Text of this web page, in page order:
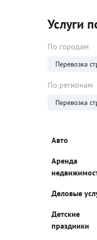
Услуги
По городам
Перевозка
По регионам
Перевозка
Авто
Аренда
Деловые
Детские
праздники